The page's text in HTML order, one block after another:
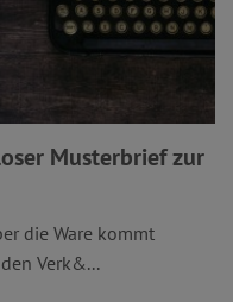
Musterbrief zur
die Ware kommt
Verk&...